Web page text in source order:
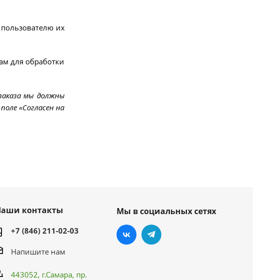
их
для обработки
мы должны
«Согласен на
контакты
+7 (846) 211-02-03
Напишите нам
443052, г.Самара, пр.
Мы в социальных сетях